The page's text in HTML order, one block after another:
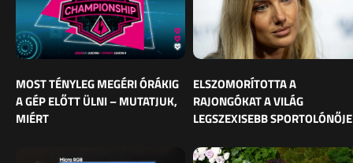
MOST TÉNYLEG MEGÉRI ÓRÁKIG
A GÉP ELŐTT ÜLNI – MUTATJUK,
MIÉRT
ELSZOMORÍTOTTA A
RAJONGÓKAT A VILÁG
LEGSZEXISEBB SPORTOLÓNŐJE